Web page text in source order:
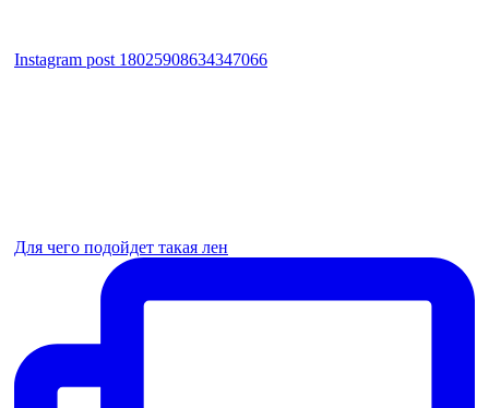
Instagram post 18025908634347066
Для чего подойдет такая лен